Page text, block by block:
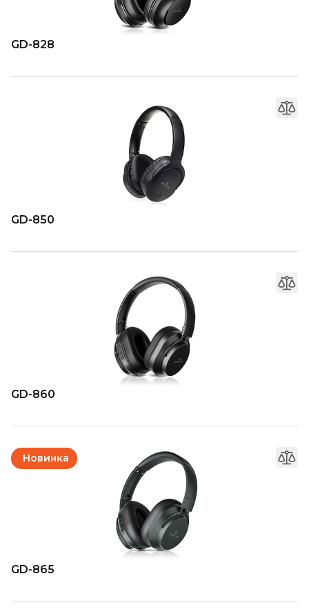
GD-828
GD-850
GD-860
Новинка
GD-865